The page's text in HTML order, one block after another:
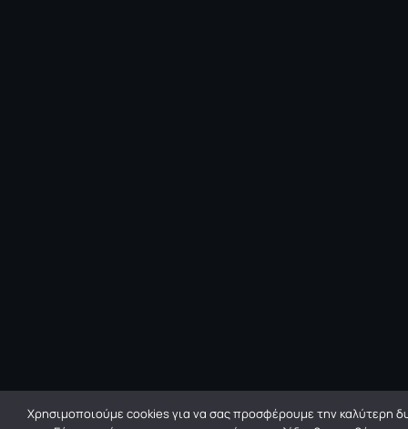
Χρησιμοποιούμε cookies για να σας προσφέρουμε την καλύτερη